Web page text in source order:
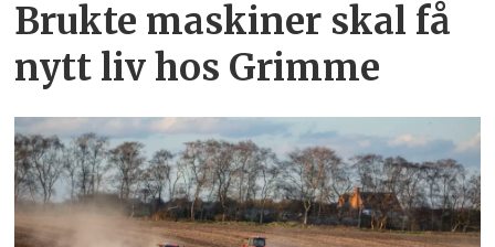
Brukte maskiner skal få
nytt liv hos Grimme